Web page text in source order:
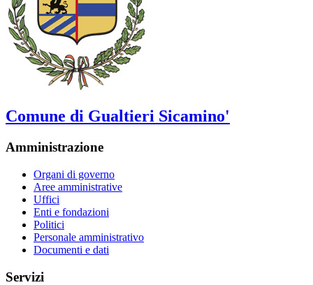
Comune di Gualtieri Sicamino'
Amministrazione
Organi di governo
Aree amministrative
Uffici
Enti e fondazioni
Politici
Personale amministrativo
Documenti e dati
Servizi